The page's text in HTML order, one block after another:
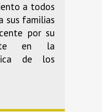
a todos
sus familias
por su
en la
de los